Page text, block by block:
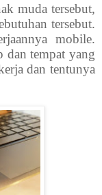
muda tersebut,
tersebut.
mobile.
dan tempat yang
dan tentunya